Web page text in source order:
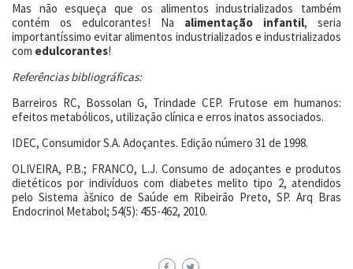
Mas não esqueça que os alimentos industrializados também
contém os edulcorantes! Na alimentação infantil, seria
importantíssimo evitar alimentos industrializados e industrializados
com edulcorantes!
Referências bibliográficas:
Barreiros RC, Bossolan G, Trindade CEP. Frutose em humanos:
efeitos metabólicos, utilização clínica e erros inatos associados.
IDEC, Consumidor S.A. Adoçantes. Edição número 31 de 1998.
OLIVEIRA, P.B.; FRANCO, L.J. Consumo de adoçantes e produtos
dietéticos por indivíduos com diabetes melito tipo 2, atendidos
pelo Sistema àšnico de Saúde em Ribeirão Preto, SP. Arq Bras
Endocrinol Metabol; 54(5): 455-462, 2010.